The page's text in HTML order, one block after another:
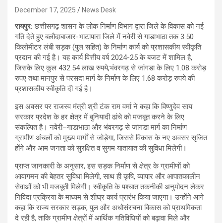
December 17, 2025 News Desk
रायपुर:छत्तीसगढ़ शासन के लोक निर्माण विभाग द्वारा जिले के विकास को नई
गति देते हुए बलौदाबाजार-भाटापारा जिले में नवेरी से गाडाभाठा तक 3.50
किलोमीटर लंबी सड़क (पुल सहित) के निर्माण कार्य को प्रशासकीय स्वीकृति
प्रदान की गई है। यह कार्य वित्तीय वर्ष 2024-25 के बजट में शामिल है,
जिसके लिए कुल 432.54 लाख रुपये,भंवरगढ़ से जांगडा के लिए 1.08 करोड़
रुपए तथा मानपुर से परसदा मार्ग के निर्माण के लिए 1.68 करोड़ रुपये की
प्रशासकीय स्वीकृति दी गई है।
इस अवसर पर राजस्व मंत्री श्री टंक राम वर्मा ने कहा कि विष्णुदेव साय
सरकार प्रदेश के हर क्षेत्र में बुनियादी ढांचे को मजबूत करने के लिए
संकल्पित है। नवेरी–गाडाभाठा और भंवरगढ़ से जांगडा मार्ग का निर्माण
ग्रामीण अंचलों को मुख्य मार्गों से जोड़ेगा, जिससे विकास के नए अवसर सृजित
होंगे और आम जनता को सुरक्षित व सुगम यातायात की सुविधा मिलेगी।
प्राप्त जानकारी के अनुसार, इस सड़क निर्माण से क्षेत्र के ग्रामीणों को
आवागमन की बेहतर सुविधा मिलेगी, साथ ही कृषि, व्यापार और आपातकालीन
सेवाओं को भी मजबूती मिलेगी। स्वीकृति के पश्चात तकनीकी अनुमोदन लेकर
निविदा प्रक्रिया के माध्यम से शीघ्र कार्य प्रारंभ किया जाएगा। उन्होंने आगे
कहा कि राज्य सरकार सड़क, पुल और अधोसंरचना विकास को प्राथमिकता
दे रही है, ताकि ग्रामीण क्षेत्रों में आर्थिक गतिविधियों को बढ़ावा मिले और